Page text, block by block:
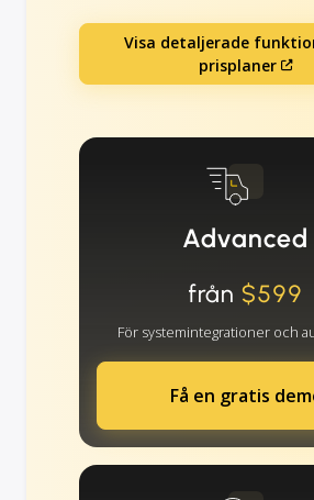
Visa detaljerade
prisplaner
Advanced
från $599
För systemintegrationer och
Få en gratis